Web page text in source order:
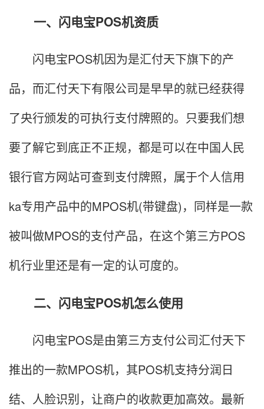
一、闪电宝POS机资质
闪电宝POS机因为是汇付天下旗下的产
品，而汇付天下有限公司是早早的就已经获得
了央行颁发的可执行支付牌照的。只要我们想
要了解它到底正不正规，都是可以在中国人民
银行官方网站可查到支付牌照，属于个人信用
ka专用产品中的MPOS机(带键盘)，同样是一款
被叫做MPOS的支付产品，在这个第三方POS
机行业里还是有一定的认可度的。
二、闪电宝POS机怎么使用
闪电宝POS是由第三方支付公司汇付天下
推出的一款MPOS机，其POS机支持分润日
结、人脸识别，让商户的收款更加高效。最新